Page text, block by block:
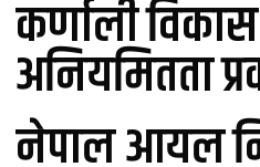
कर्णाली
अनियमितता
नेपाल आयल